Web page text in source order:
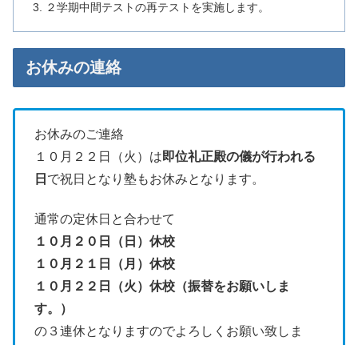
２学期中間テストの再テストを実施します。
お休みの連絡
お休みのご連絡
１０月２２日（火）は 即位礼正殿の儀が行われる
日 で祝日となり塾もお休みとなります。
通常の定休日と合わせて
１０月２０日（日）休校
１０月２１日（月）休校
１０月２２日（火）休校（振替をお願いしま
す。）
の３連休となりますのでよろしくお願い致しま